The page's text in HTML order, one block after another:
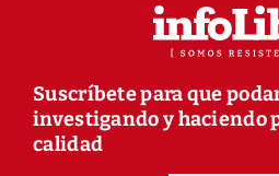
Suscríbete para que
investigando y haciendo
calidad